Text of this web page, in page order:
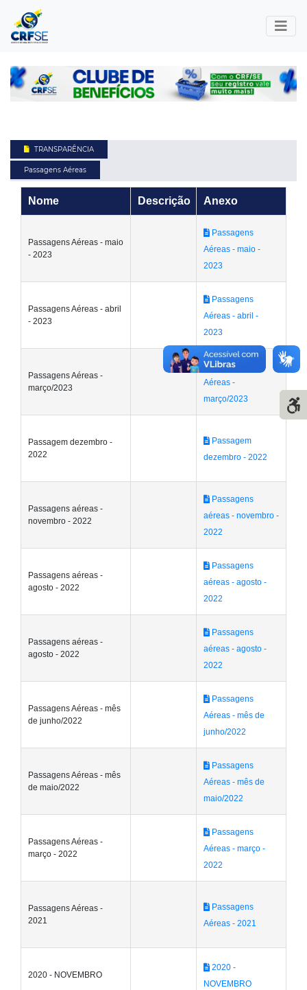
TRANSPARÊNCIA
Passagens Aéreas
Nome Descrição Anexo
Passagens Aéreas - maio
- 2023
Passagens
Aéreas - maio -
2023
Passagens Aéreas - abril
- 2023
Passagens
Aéreas - abril -
2023
Passagens Aéreas -
março/2023
Passagens
Aéreas -
março/2023
Passagem dezembro -
2022
Passagem
dezembro - 2022
Passagens aéreas -
novembro - 2022
Passagens
aéreas - novembro -
2022
Passagens aéreas -
agosto - 2022
Passagens
aéreas - agosto -
2022
Passagens aéreas -
agosto - 2022
Passagens
aéreas - agosto -
2022
Passagens Aéreas - mês
de junho/2022
Passagens
Aéreas - mês de
junho/2022
Passagens Aéreas - mês
de maio/2022
Passagens
Aéreas - mês de
maio/2022
Passagens Aéreas -
março - 2022
Passagens
Aéreas - março -
2022
Passagens Aéreas -
2021
Passagens
Aéreas - 2021
2020 - NOVEMBRO
2020 -
NOVEMBRO